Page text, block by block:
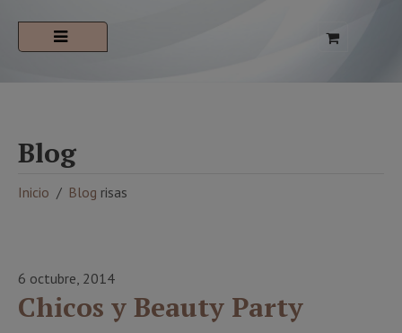
Blog
Inicio Blog risas
6 octubre, 2014
Chicos y Beauty Party